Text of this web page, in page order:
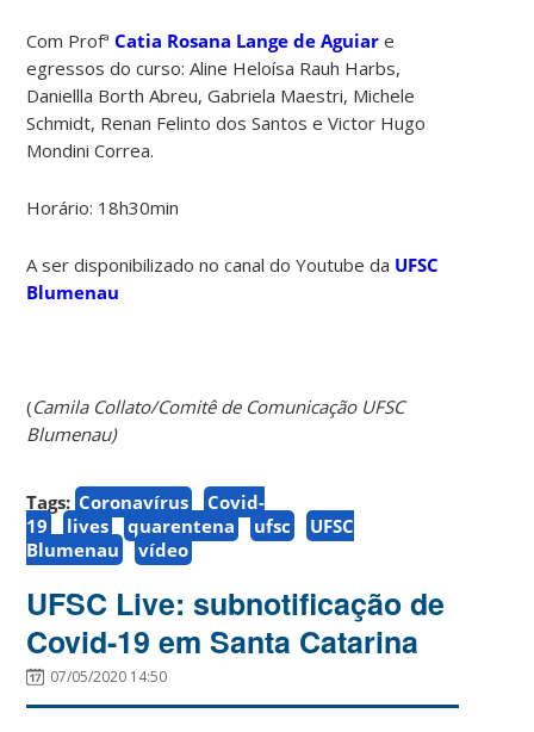
Com ProfªCatia Rosana Lange de Aguiar e
egressos do curso: Aline Heloísa Rauh Harbs,
Daniellla Borth Abreu, Gabriela Maestri, Michele
Schmidt, Renan Felinto dos Santos e Victor Hugo
Mondini Correa.
Horário: 18h30min
A ser disponibilizado no canal do Youtube da UFSC
Blumenau
(Camila Collato/Comitê de Comunicação UFSC
Blumenau)
Tags: Coronavírus
Covid-
19
lives quarentena ufsc
UFSC
Blumenau
vídeo
UFSC Live: subnotificação de
Covid-19 em Santa Catarina
07/05/2020 14:50